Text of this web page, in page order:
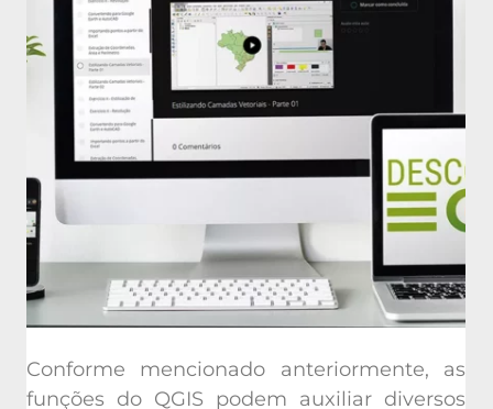
Conforme mencionado anteriormente, as
funções do QGIS podem auxiliar diversos